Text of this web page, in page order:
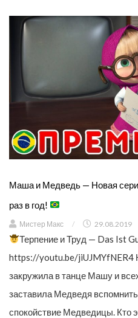
Маша и Медведь — Новая
раз в год!
Мистер Макс / 29.08.2019
Терпение и Труд — Das Ist
https://youtu.be/jiUJMYfNER4
закружила в танце Машу и
заставила Медведя
спокойствие Медведицы. Кто